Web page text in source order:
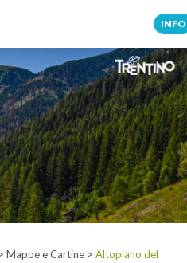
INFO
> Mappe e Cartine > Altopiano del